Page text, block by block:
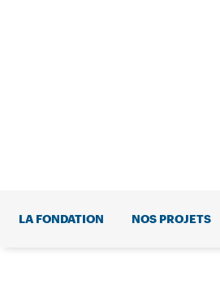
LA FONDATION NOS PROJETS